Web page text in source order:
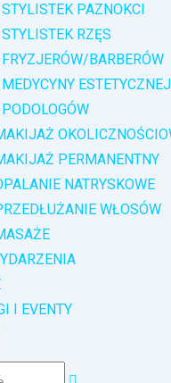
PAZNOKCI
RZĘS
BARBERÓW
ESTETYCZNEJ
PERMANENTNY
NATRYSKOWE
WŁOSÓW
I EVENTY